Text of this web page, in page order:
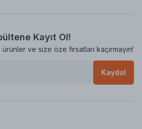
Kayıt Ol!
ve size öze fırsatları kaçırmayın!
Kaydol